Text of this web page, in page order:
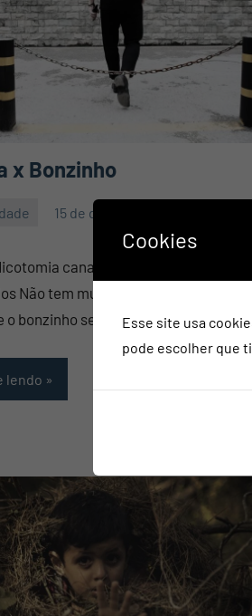
x Bonzinho
15 de dezembro de 2020
canalha bonzinho atrapalha a
Não tem muito tempo, escrevi um
o bonzinho ser um falso e […]
lendo
Cookies
Esse site usa
pode escolher que